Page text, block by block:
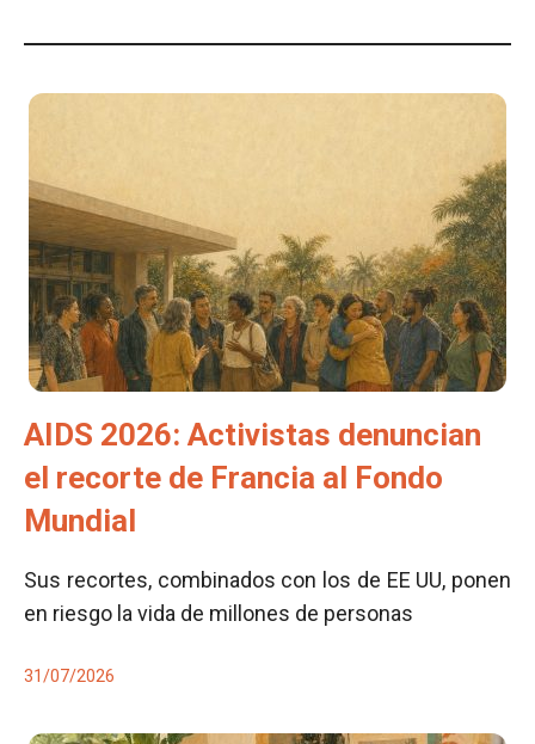
AIDS 2026: Activistas denuncian
el recorte de Francia al Fondo
Mundial
Sus recortes, combinados con los de EE UU, ponen
en riesgo la vida de millones de personas
31/07/2026